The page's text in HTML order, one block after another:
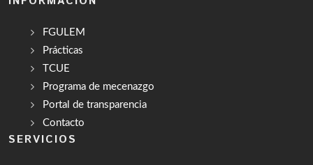
FGULEM
Prácticas
TCUE
Programa de mecenazgo
Portal de transparencia
Contacto
SERVICIOS